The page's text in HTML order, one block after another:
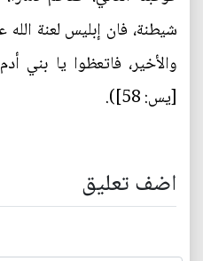
شيطنة، فان إبليس لعنة الله
والأخير، فاتعظوا يا بني
[يس: 58]).
اضف تعليق